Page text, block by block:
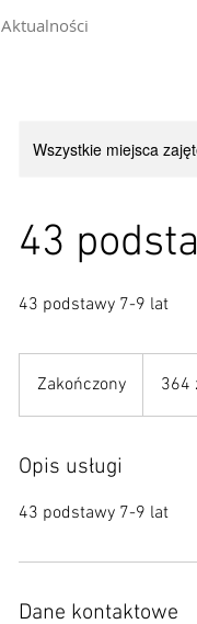
Aktualności
Wszystkie miejsca
43
43 podstawy 7-9 lat
Zakończony
a
c
o
polskie
364
Opis usługi
43 podstawy 7-9 lat
Dane kontaktowe